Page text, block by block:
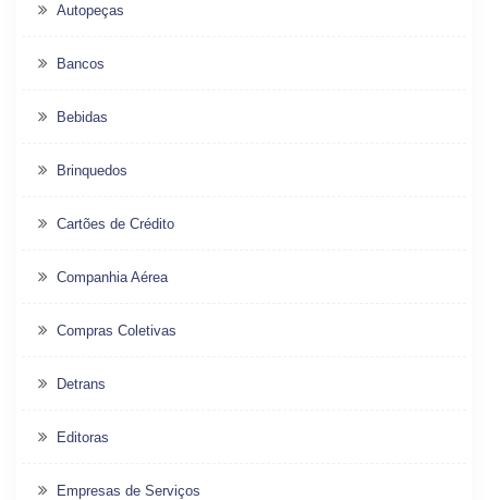
Autopeças
Bancos
Bebidas
Brinquedos
Cartões de Crédito
Companhia Aérea
Compras Coletivas
Detrans
Editoras
Empresas de Serviços